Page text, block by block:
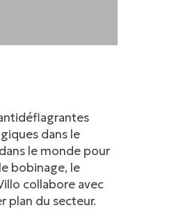
dans le
le monde pour
bobinage, le
collabore avec
plan du secteur.